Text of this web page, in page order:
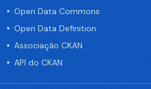
Open Data Commons
Open Data Definition
Associação CKAN
API do CKAN